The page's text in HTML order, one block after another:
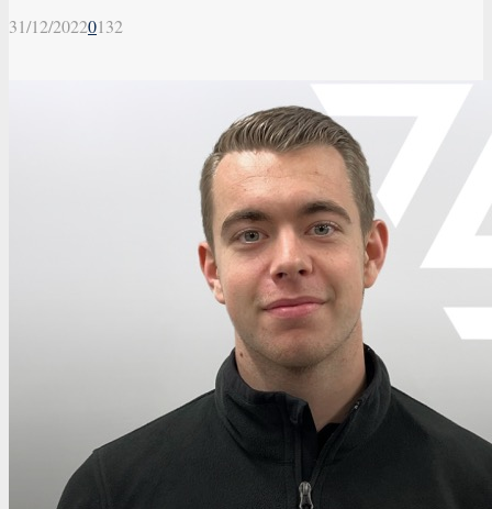
31/12/20220132